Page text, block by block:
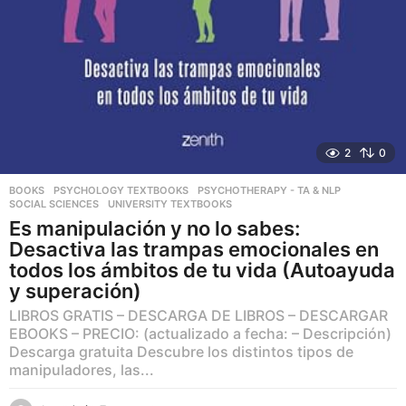
2 0
BOOKS ,PSYCHOLOGY TEXTBOOKS ,PSYCHOTHERAPY - TA & NLP
SOCIAL SCIENCES
,UNIVERSITY TEXTBOOKS
Es manipulación y no lo sabes:
Desactiva las trampas emocionales en
todos los ámbitos de tu vida (Autoayuda
y superación)
LIBROS GRATIS – DESCARGA DE LIBROS – DESCARGAR
EBOOKS – PRECIO: (actualizado a fecha: – Descripción)
Descarga gratuita Descubre los distintos tipos de
manipuladores, las...